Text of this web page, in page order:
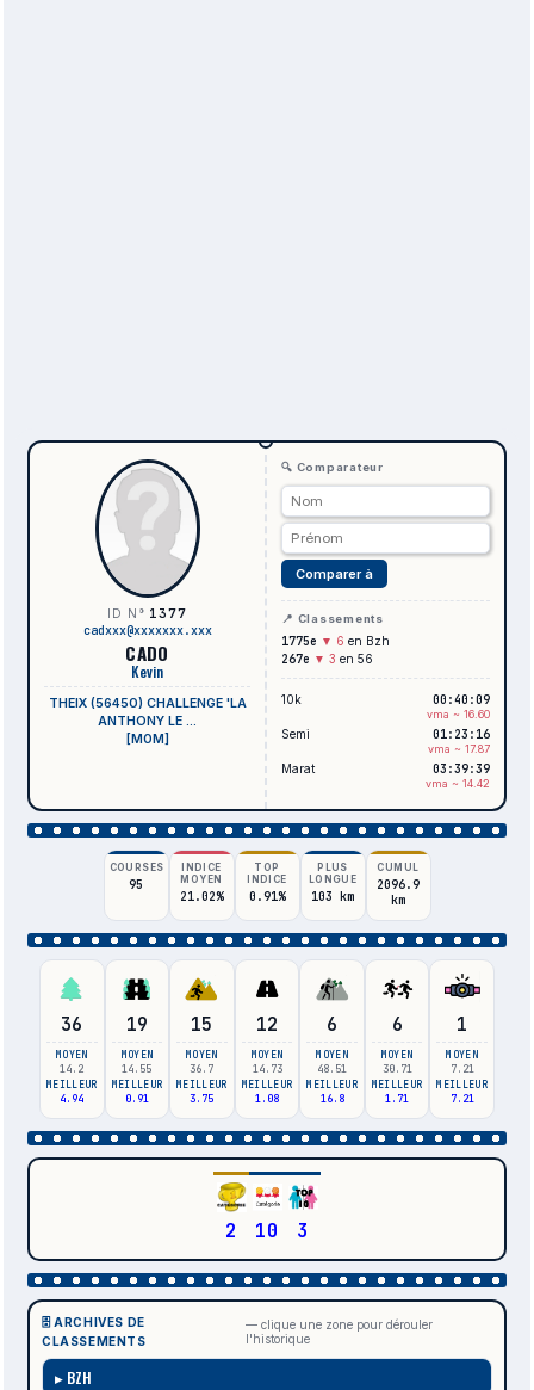
ID N° 1377
cadxxx@xxxxxxx.xxx
CADO
Kevin
THEIX (56450) CHALLENGE 'LA
ANTHONY LE ...
[M0M]
🔍 Comparateur
Comparer à
📍 Classements
1775e ▼ 6 en Bzh
267e ▼ 3 en 56
10k 00:40:09
vma ~ 16.60
Semi 01:23:16
vma ~ 17.87
Marat 03:39:39
vma ~ 14.42
COURSES
95
INDICE
MOYEN
21.02%
TOP
INDICE
0.91%
PLUS
LONGUE
103 km
CUMUL
2096.9
km
36
MOYEN
14.2
MEILLEUR
4.94
19
MOYEN
14.55
MEILLEUR
0.91
15
MOYEN
36.7
MEILLEUR
3.75
12
MOYEN
14.73
MEILLEUR
1.08
6
MOYEN
48.51
MEILLEUR
16.8
6
MOYEN
30.71
MEILLEUR
1.71
1
MOYEN
7.21
MEILLEUR
7.21
2 10 3
🗄️ ARCHIVES DE
CLASSEMENTS
— clique une zone pour dérouler
l'historique
BZH